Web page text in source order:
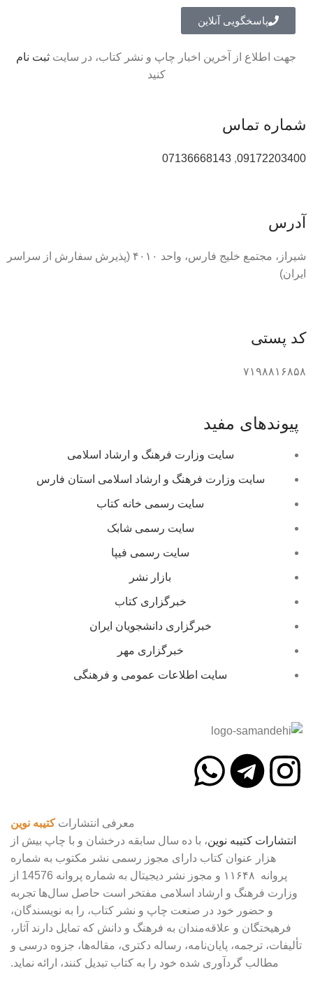
پاسخگویی آنلاین
جهت اطلاع از آخرین اخبار چاپ و نشر کتاب، در سایت ثبت نام
کنید
شماره تماس
09172203400
,
07136668143
آدرس
شیراز، مجتمع خلیج فارس، واحد ۴۰۱۰ (پذیرش سفارش از سراسر
ایران)
کد پستی
۷۱۹۸۸۱۶۸۵۸
پیوندهای مفید
سایت وزارت فرهنگ و ارشاد اسلامی
سایت وزارت فرهنگ و ارشاد اسلامی استان فارس
سایت رسمی خانه کتاب
سایت رسمی شابک
سایت رسمی فیپا
بازار نشر
خبرگزاری کتاب
خبرگزاری دانشجویان ایران
خبرگزاری مهر
سایت اطلاعات عمومی و فرهنگی
معرفی انتشاراتکتیبه نوین
انتشارات کتیبه نوین، با ده سال سابقه درخشان و با چاپ بیش از
هزار عنوان کتاب دارای مجوز رسمی نشر مکتوب به شماره
پروانه ۱۱۶۴۸ و مجوز نشر دیجیتال به شماره پروانه 14576 از
وزارت فرهنگ و ارشاد اسلامی مفتخر است حاصل سال‌ها تجربه
و حضور خود در صنعت چاپ و نشر کتاب، را به نویسندگان،
فرهیختگان و علاقه‌مندان به فرهنگ و دانش که تمایل دارند آثار،
تألیفات، ترجمه، پایان‌نامه، رساله دکتری، مقاله‌ها، جزوه درسی و
مطالب گردآوری شده خود را به کتاب تبدیل کنند، ارائه نماید.